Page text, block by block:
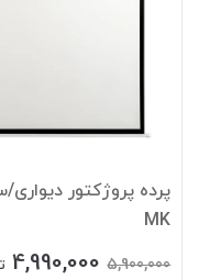
پرده پروژکتور
MK
5,900,000
4,990,000